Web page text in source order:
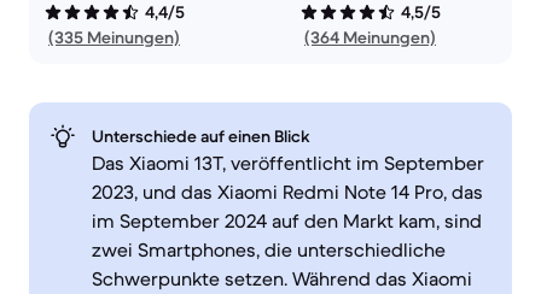
4,4/5
(335 Meinungen)
4,5/5
(364 Meinungen)
Unterschiede auf einen Blick
Das Xiaomi 13T, veröffentlicht im September
2023, und das Xiaomi Redmi Note 14 Pro, das
im September 2024 auf den Markt kam, sind
zwei Smartphones, die unterschiedliche
Schwerpunkte setzen. Während das Xiaomi